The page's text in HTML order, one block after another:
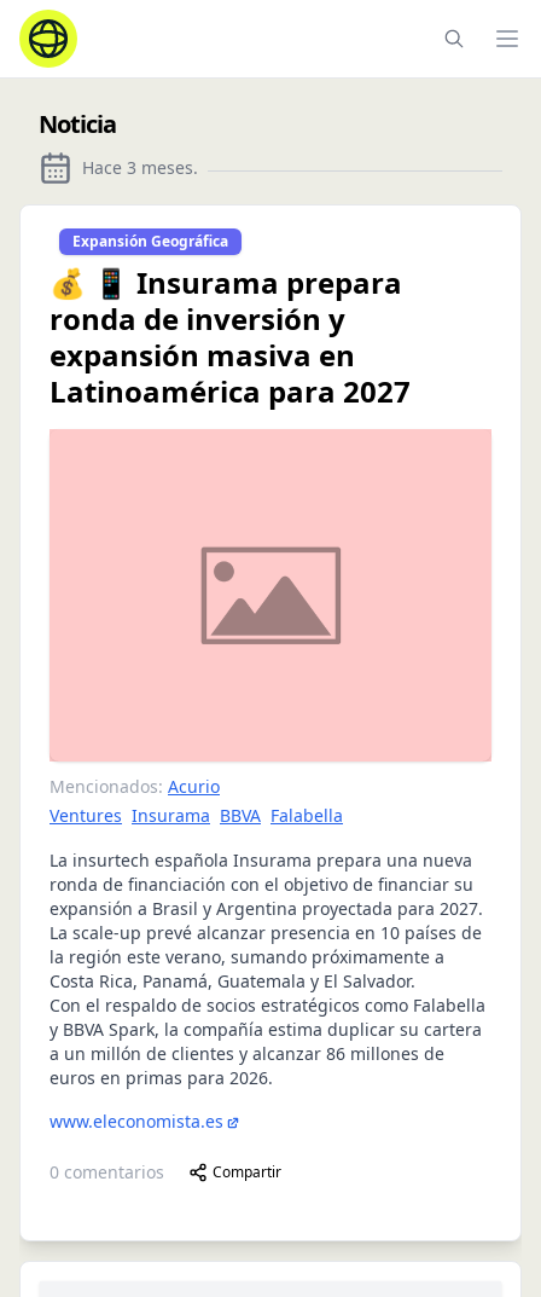
Noticia
Hace 3 meses.
Expansión Geográfica
💰 📱 Insurama prepara
ronda de inversión y
expansión masiva en
Latinoamérica para 2027
Mencionados: Acurio
Ventures Insurama BBVA Falabella
La insurtech española Insurama prepara una nueva
ronda de financiación con el objetivo de financiar su
expansión a Brasil y Argentina proyectada para 2027.
La scale-up prevé alcanzar presencia en 10 países de
la región este verano, sumando próximamente a
Costa Rica, Panamá, Guatemala y El Salvador.
Con el respaldo de socios estratégicos como Falabella
y BBVA Spark, la compañía estima duplicar su cartera
a un millón de clientes y alcanzar 86 millones de
euros en primas para 2026.
www.eleconomista.es
0 comentarios Compartir